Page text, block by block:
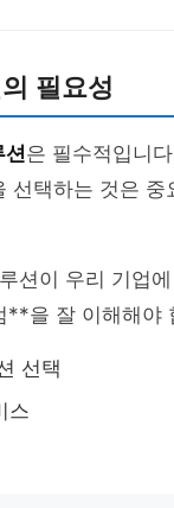
필요성
션은 필수적입니
선택하는 것은
션이 우리 기업
**을 잘 이해해야
선택
스